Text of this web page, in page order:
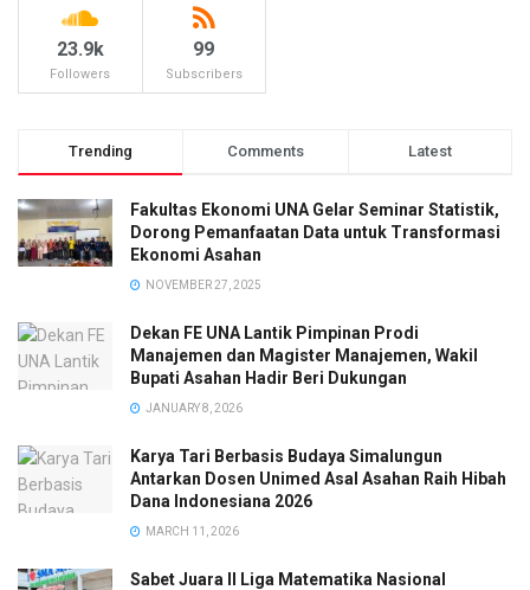
23.9k
Followers
99
Subscribers
Trending Comments Latest
Fakultas Ekonomi UNA Gelar Seminar Statistik,
Dorong Pemanfaatan Data untuk Transformasi
Ekonomi Asahan
NOVEMBER 27, 2025
Dekan FE UNA Lantik Pimpinan Prodi
Manajemen dan Magister Manajemen, Wakil
Bupati Asahan Hadir Beri Dukungan
JANUARY 8, 2026
Karya Tari Berbasis Budaya Simalungun
Antarkan Dosen Unimed Asal Asahan Raih Hibah
Dana Indonesiana 2026
MARCH 11, 2026
Sabet Juara II Liga Matematika Nasional